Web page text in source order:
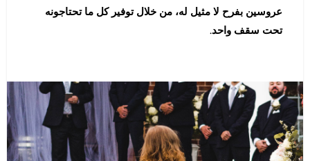
عروسين بفرح لا مثيل له، من خلال توفير كل ما تحتاجونه
تحت سقف واحد.